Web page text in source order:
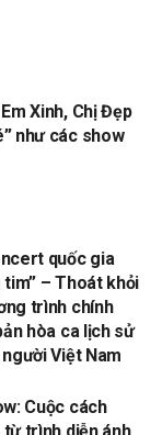
Xinh, Chị Đẹp
như các show
quốc gia
– Thoát khỏi
trình chính
hòa ca lịch sử
Việt Nam
Cuộc cách